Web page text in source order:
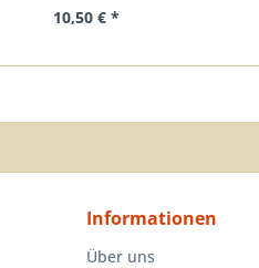
10,50 € *
Informationen
Über uns